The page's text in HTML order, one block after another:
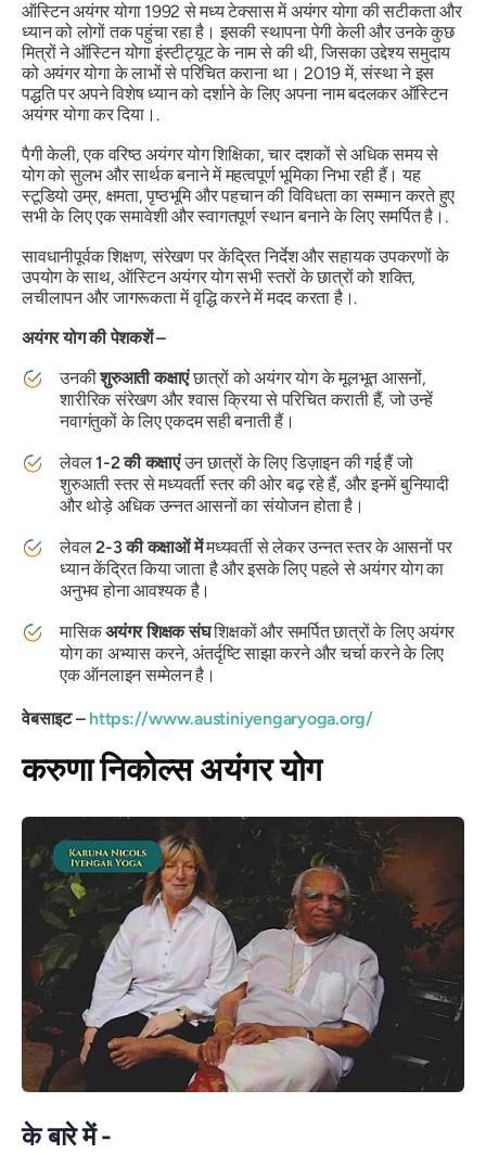
ऑस्टिन अयंगर योगा 1992 से मध्य टेक्सास में अयंगर योगा की सटीकता और
ध्यान को लोगों तक पहुंचा रहा है। इसकी स्थापना पेगी केली और उनके कुछ
मित्रों ने ऑस्टिन योगा इंस्टीट्यूट के नाम से की थी, जिसका उद्देश्य समुदाय
को अयंगर योगा के लाभों से परिचित कराना था। 2019 में, संस्था ने इस
पद्धति पर अपने विशेष ध्यान को दर्शाने के लिए अपना नाम बदलकर ऑस्टिन
अयंगर योगा कर दिया।.
पैगी केली, एक वरिष्ठ अयंगर योग शिक्षिका, चार दशकों से अधिक समय से
योग को सुलभ और सार्थक बनाने में महत्वपूर्ण भूमिका निभा रही हैं। यह
स्टूडियो उम्र, क्षमता, पृष्ठभूमि और पहचान की विविधता का सम्मान करते हुए
सभी के लिए एक समावेशी और स्वागतपूर्ण स्थान बनाने के लिए समर्पित है।.
सावधानीपूर्वक शिक्षण, संरेखण पर केंद्रित निर्देश और सहायक उपकरणों के
उपयोग के साथ, ऑस्टिन अयंगर योग सभी स्तरों के छात्रों को शक्ति,
लचीलापन और जागरूकता में वृद्धि करने में मदद करता है।.
अयंगर योग की पेशकशें –
उनकीशुरुआती कक्षाएंछात्रों को अयंगर योग के मूलभूत आसनों,
शारीरिक संरेखण और श्वास क्रिया से परिचित कराती हैं, जो उन्हें
नवागंतुकों के लिए एकदम सही बनाती हैं।
लेवल1-2 की कक्षाएंउन छात्रों के लिए डिज़ाइन की गई हैं जो
शुरुआती स्तर से मध्यवर्ती स्तर की ओर बढ़ रहे हैं, और इनमें बुनियादी
और थोड़े अधिक उन्नत आसनों का संयोजन होता है।
लेवल2-3 की कक्षाओं मेंमध्यवर्ती से लेकर उन्नत स्तर के आसनों पर
ध्यान केंद्रित किया जाता है और इसके लिए पहले से अयंगर योग का
अनुभव होना आवश्यक है।
मासिकअयंगर शिक्षक संघशिक्षकों और समर्पित छात्रों के लिए अयंगर
योग का अभ्यास करने, अंतर्दृष्टि साझा करने और चर्चा करने के लिए
एक ऑनलाइन सम्मेलन है।
वेबसाइट – https://www.austiniyengaryoga.org/
करुणा निकोल्स अयंगर योग
के बारे में -